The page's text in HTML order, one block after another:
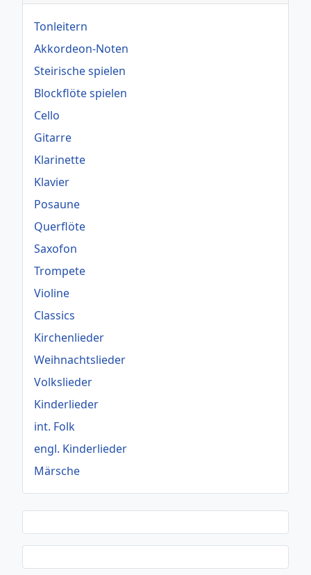
Tonleitern
Akkordeon-Noten
Steirische spielen
Blockflöte spielen
Cello
Gitarre
Klarinette
Klavier
Posaune
Querflöte
Saxofon
Trompete
Violine
Classics
Kirchenlieder
Weihnachtslieder
Volkslieder
Kinderlieder
int. Folk
engl. Kinderlieder
Märsche